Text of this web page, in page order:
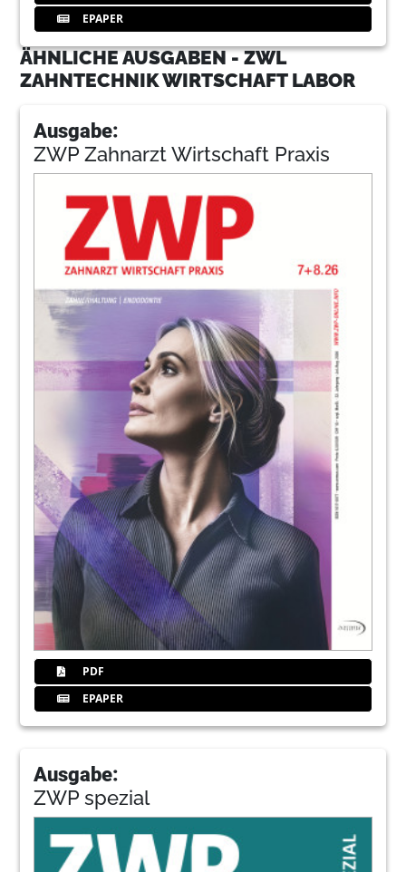
EPAPER
ÄHNLICHE AUSGABEN - ZWL
ZAHNTECHNIK WIRTSCHAFT LABOR
Ausgabe:
ZWP Zahnarzt Wirtschaft Praxis
PDF
EPAPER
Ausgabe:
ZWP spezial